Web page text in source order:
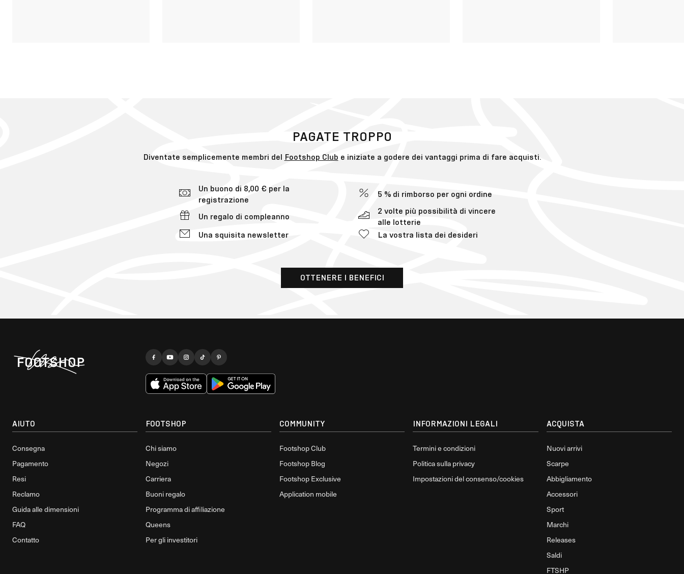
PAGATE TROPPO
Diventate semplicemente membri del Footshop Club e iniziate a godere dei vantaggi prima di fare acquisti.
Un buono di 8,00 € per la
registrazione
5 % di rimborso per ogni ordine
Un regalo di compleanno
2 volte più possibilità di vincere
alle lotterie
Una squisita newsletter
La vostra lista dei desideri
OTTENERE I BENEFICI
AIUTO
Consegna
Pagamento
Resi
Reclamo
Guida alle dimensioni
FAQ
Contatto
FOOTSHOP
Chi siamo
Negozi
Carriera
Buoni regalo
Programma di affiliazione
Queens
Per gli investitori
COMMUNITY
Footshop Club
Footshop Blog
Footshop Exclusive
Application mobile
INFORMAZIONI LEGALI
Termini e condizioni
Politica sulla privacy
Impostazioni del consenso/cookies
ACQUISTA
Nuovi arrivi
Scarpe
Abbigliamento
Accessori
Sport
Marchi
Releases
Saldi
FTSHP